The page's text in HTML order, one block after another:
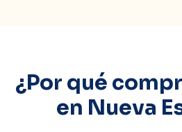
¿Por qué
en Nueva